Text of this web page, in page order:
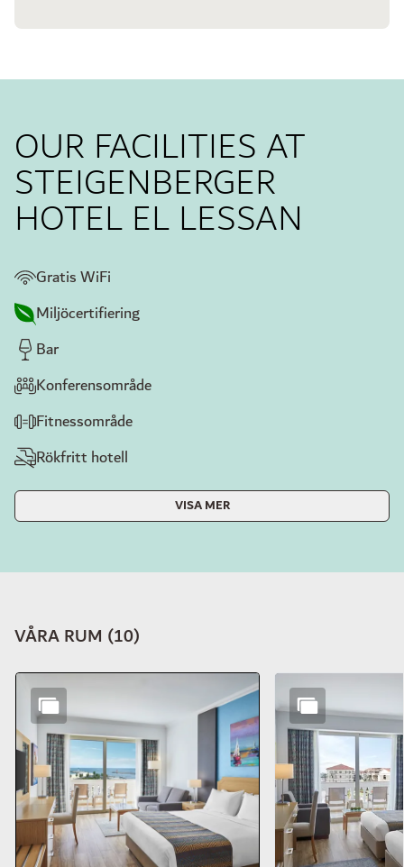
OUR FACILITIES AT
STEIGENBERGER
HOTEL EL LESSAN
Gratis WiFi
Miljöcertifiering
Bar
Konferensområde
Fitnessområde
Rökfritt hotell
VISA MER
VÅRA RUM (10)
Bild 1 av 10